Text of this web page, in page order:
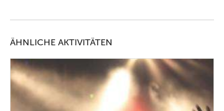
ÄHNLICHE AKTIVITÄTEN